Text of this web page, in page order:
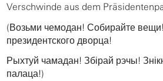
Verschwinde aus dem
(Возьми чемодан! Собирайте
президентского дворца!
Рыхтуй чамадан! Збірай рэчы!
палаца!)